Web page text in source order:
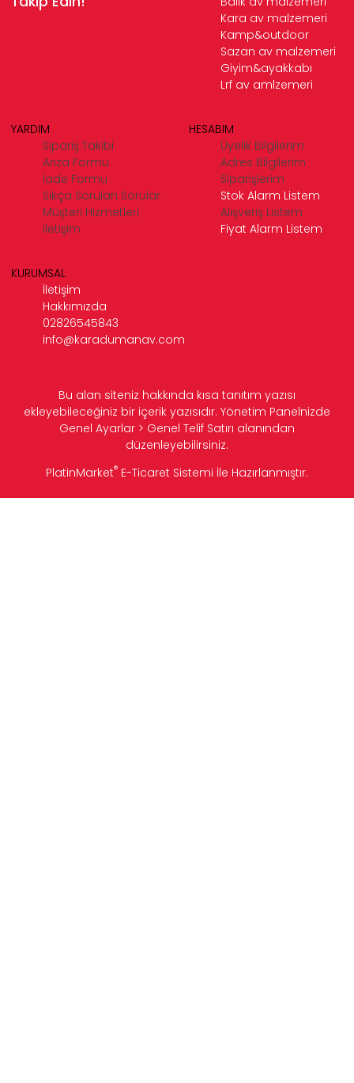
Kara av malzemeri
Kamp&outdoor
Sazan av malzemeri
Giyim&ayakkabı
Lrf av amlzemeri
YARDIM
Sipariş Takibi
Arıza Formu
İade Formu
Sıkça Sorulan Sorular
Müşteri Hizmetleri
İletişim
HESABIM
Üyelik Bilgilerim
Adres Bilgilerim
Siparişlerim
Stok Alarm Listem
Alışveriş Listem
Fiyat Alarm Listem
KURUMSAL
İletişim
Hakkımızda
02826545843
info@karadumanav.com
Bu alan siteniz hakkında kısa tanıtım yazısı
ekleyebileceğiniz bir içerik yazısıdır. Yönetim Panelnizde
Genel Ayarlar > Genel Telif Satırı alanından
düzenleyebilirsiniz.
PlatinMarket® E-Ticaret Sistemi İle Hazırlanmıştır.